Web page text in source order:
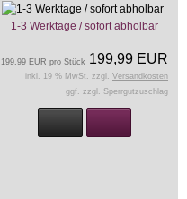
1-3 Werktage / sofort abholbar
199,99 EUR
199,99 EUR pro Stück
inkl. 19 % MwSt. zzgl. Versandkosten
ggf. zzgl. Sperrgutzuschlag